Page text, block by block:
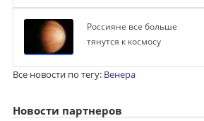
Россияне все больше
тянутся к космосу
Все новости по тегу: Венера
Новости партнеров